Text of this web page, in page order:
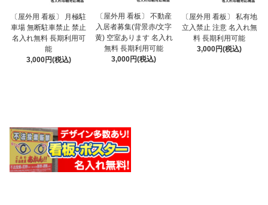
〔屋外用 看板〕 月極駐
車場 無断駐車禁止 禁止
名入れ無料 長期利用可
能
3,000円(税込)
〔屋外用 看板〕 不動産
入居者募集(背景赤/文字
黄) 空室あります 名入れ
無料 長期利用可能
3,000円(税込)
〔屋外用 看板〕 私有地
立入禁止 注意 名入れ無
料 長期利用可能
3,000円(税込)